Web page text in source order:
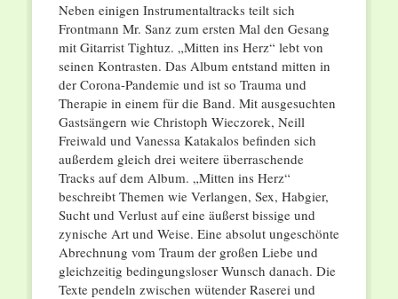
Neben einigen Instrumentaltracks teilt sich
Frontmann Mr. Sanz zum ersten Mal den Gesang
mit Gitarrist Tightuz. „Mitten ins Herz“ lebt von
seinen Kontrasten. Das Album entstand mitten in
der Corona-Pandemie und ist so Trauma und
Therapie in einem für die Band. Mit ausgesuchten
Gastsängern wie Christoph Wieczorek, Neill
Freiwald und Vanessa Katakalos befinden sich
außerdem gleich drei weitere überraschende
Tracks auf dem Album. „Mitten ins Herz“
beschreibt Themen wie Verlangen, Sex, Habgier,
Sucht und Verlust auf eine äußerst bissige und
zynische Art und Weise. Eine absolut ungeschönte
Abrechnung vom Traum der großen Liebe und
gleichzeitig bedingungsloser Wunsch danach. Die
Texte pendeln zwischen wütender Raserei und